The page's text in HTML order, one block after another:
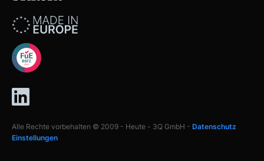
Alle Rechte vorbehalten © 2009 - Heute - 3Q GmbH - Datenschutz
Einstellungen